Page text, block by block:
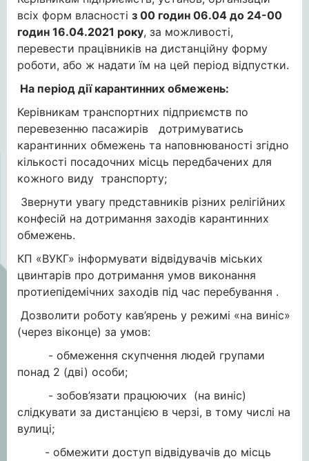
всіх форм власності з 00 годин 06.04 до 24-00
годин 16.04.2021 року, за можливості,
перевести працівників на дистанційну форму
роботи, або ж надати їм на цей період відпустки.
На період дії карантинних обмежень:
Керівникам транспортних підприємств по
перевезенню пасажирів дотримуватись
карантинних обмежень та наповнюваності згідно
кількості посадочних місць передбачених для
кожного виду транспорту;
Звернути увагу представників різних релігійних
конфесій на дотримання заходів карантинних
обмежень.
КП «ВУКГ» інформувати відвідувачів міських
цвинтарів про дотримання умов виконання
протиепідемічних заходів під час перебування .
Дозволити роботу кав’ярень у режимі «на виніс»
(через віконце) за умов:
- обмеження скупчення людей групами
понад 2 (дві) особи;
- зобов’язати працюючих (на виніс)
слідкувати за дистанцією в черзі, в тому числі на
вулиці;
- обмежити доступ відвідувачів до місць